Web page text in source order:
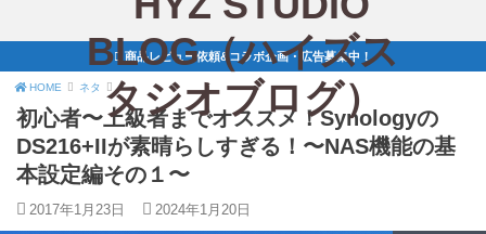
商品レビュー依頼&コラボ企画・広告募集中！
HOME ネタ
初心者〜上級者までオススメ！Synologyの
DS216+IIが素晴らしすぎる！〜NAS機能の基
本設定編その１〜
2017年1月23日 2024年1月20日